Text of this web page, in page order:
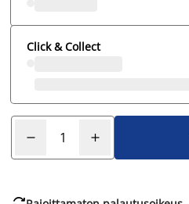
Click & Collect